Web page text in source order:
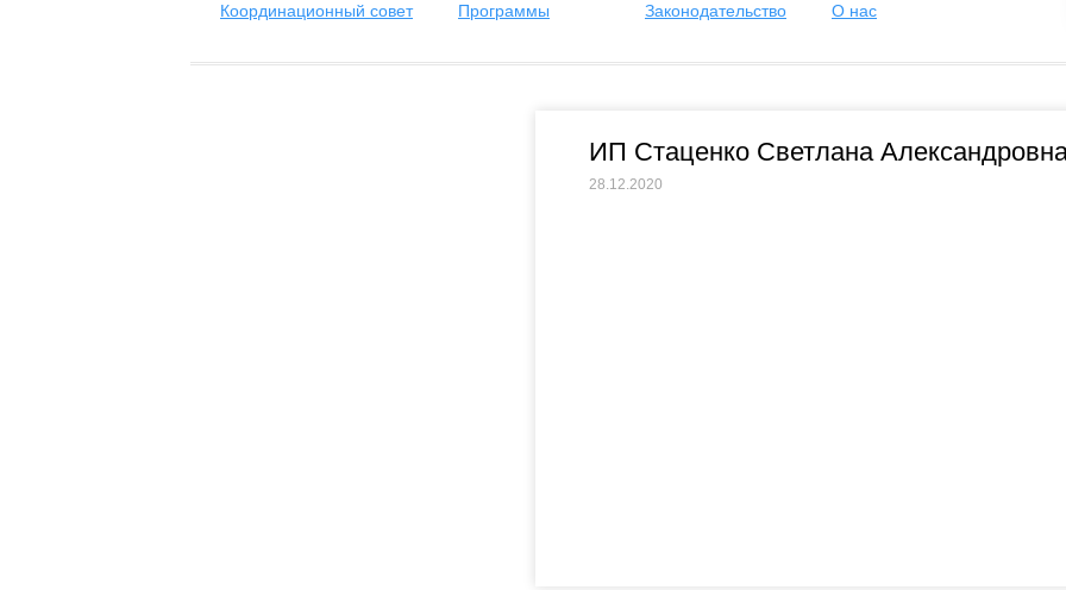
Координационный совет
Программы Законодательство О нас
ИП Стаценко Светлана
28.12.2020